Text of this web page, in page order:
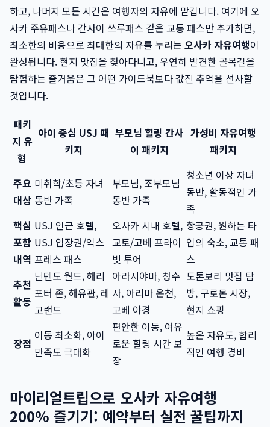
하고, 나머지 모든 시간은 여행자의 자유에 맡깁니다. 여기에 오
사카 주유패스나 간사이 쓰루패스 같은 교통 패스만 추가하면,
최소한의 비용으로 최대한의 자유를 누리는 오사카 자유여행이
완성됩니다. 현지 맛집을 찾아다니고, 우연히 발견한 골목길을
탐험하는 즐거움은 그 어떤 가이드북보다 값진 추억을 선사할
것입니다.
패키
지 유
형
아이 중심 USJ 패
키지
부모님 힐링 간사
이 패키지
가성비 자유여행
패키지
주요
대상
미취학/초등 자녀
동반 가족
부모님, 조부모님
동반 가족
청소년 이상 자녀
동반, 활동적인 가
족
핵심
포함
내역
USJ 인근 호텔,
USJ 입장권/익스
프레스 패스
오사카 시내 호텔,
교토/고베 프라이
빗 투어
항공권, 원하는 타
입의 숙소, 교통 패
스
추천
활동
닌텐도 월드, 해리
포터 존, 해유관, 레
고랜드
아라시야마, 청수
사, 아리마 온천,
고베 야경
도톤보리 맛집 탐
방, 구로몬 시장,
현지 쇼핑
장점
이동 최소화, 아이
만족도 극대화
편안한 이동, 여유
로운 힐링 시간 보
장
높은 자유도, 합리
적인 여행 경비
마이리얼트립으로 오사카 자유여행
200% 즐기기: 예약부터 실전 꿀팁까지